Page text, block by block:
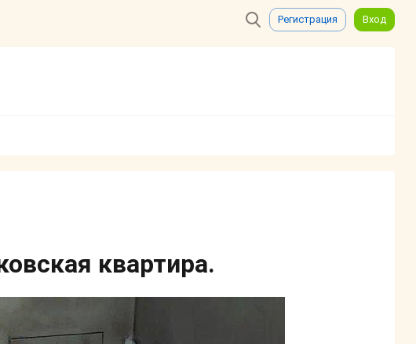
Регистрация Вход
квартира.